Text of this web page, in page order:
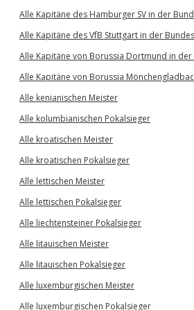
Alle Kapitäne des Hamburger SV in der
Alle Kapitäne des VfB Stuttgart in der
Alle Kapitäne von Borussia Dortmund in der
Alle Kapitäne von Borussia
Alle kenianischen Meister
Alle kolumbianischen Pokalsieger
Alle kroatischen Meister
Alle kroatischen Pokalsieger
Alle lettischen Meister
Alle lettischen Pokalsieger
Alle liechtensteiner Pokalsieger
Alle litauischen Meister
Alle litauischen Pokalsieger
Alle luxemburgischen Meister
Alle luxemburgischen Pokalsieger